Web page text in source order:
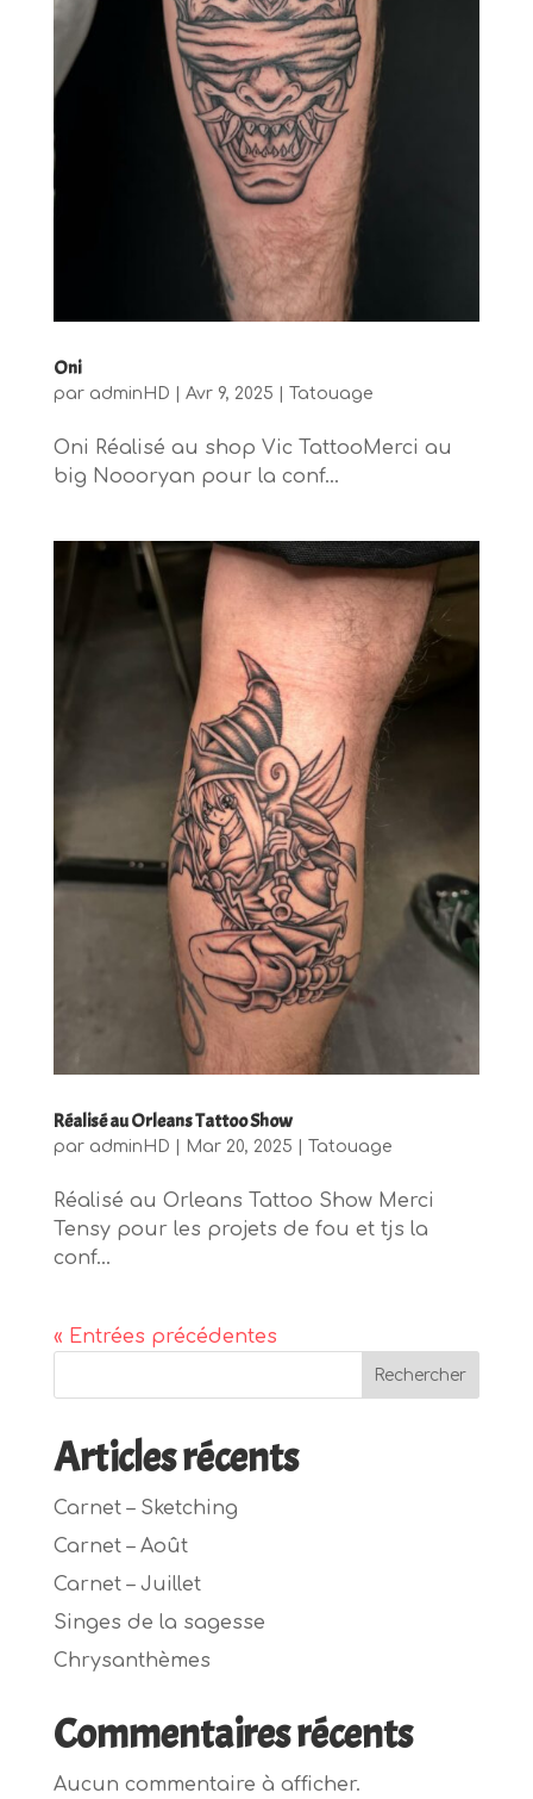
Oni
par adminHD Avr 9, 2025 Tatouage
Oni Réalisé au shop Vic TattooMerci au
big Noooryan pour la conf...
Réalisé au Orleans Tattoo Show
par adminHD Mar 20, 2025 Tatouage
Réalisé au Orleans Tattoo Show Merci
Tensy pour les projets de fou et tjs la
conf...
« Entrées précédentes
Rechercher
Articles récents
Carnet – Sketching
Carnet – Août
Carnet – Juillet
Singes de la sagesse
Chrysanthèmes
Commentaires récents
Aucun commentaire à afficher.